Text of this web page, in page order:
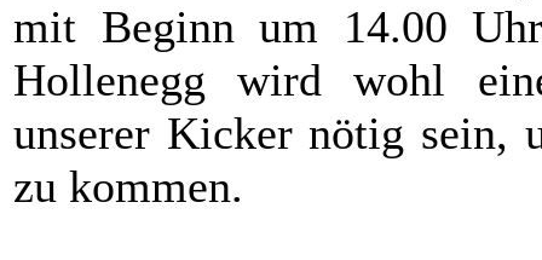
mit Beginn um 14.00
Hollenegg wird wohl
unserer Kicker nötig sein,
zu kommen.